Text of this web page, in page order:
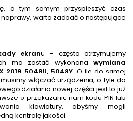
a tym samym przyspieszyć czas
warto zadbać o następujące
ekranu – często otrzymujemy
ma zostać wykonana wymiana
2019 5048U, 5048Y. O ile do samej
włączać urządzenia, o tyle do
działania nowej części jest to już
o przekazanie nam kodu PIN lub
klawiatury, abyśmy mogli
kontrolę jakości.